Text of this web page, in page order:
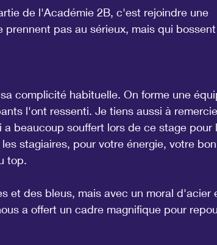
de l'Académie 2B, c'est rejoindre une
prennent pas au sérieux, mais qui bossent
complicité habituelle. On forme une
l'ont ressenti. Je tiens aussi à
beaucoup souffert lors de ce stage pour
stagiaires, pour votre énergie, votre
top.
et des bleus, mais avec un moral d'acier
a offert un cadre magnifique pour